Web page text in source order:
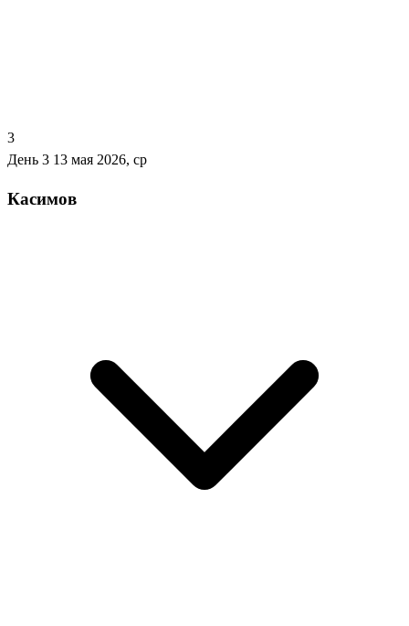
3
День 3 13 мая 2026, ср
Касимов